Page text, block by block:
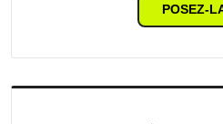
POSEZ-